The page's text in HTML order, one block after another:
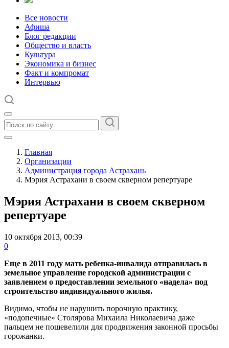
Все новости
Афиша
Блог редакции
Общество и власть
Культура
Экономика и бизнес
Факт и компромат
Интервью
Главная
Организации
Администрация города Астрахань
Мэрия Астрахани в своем скверном репертуаре
Мэрия Астрахани в своем скверном
репертуаре
10 октября 2013, 00:39
0
Еще в 2011 году мать ребенка-инвалида отправилась в
земельное управление городской администрации с
заявлением о предоставлении земельного «надела» под
строительство индивидуального жилья.
Видимо, чтобы не нарушить порочную практику,
«подопечные» Столярова Михаила Николаевича даже
пальцем не пошевелили для продвижения законной просьбы
горожанки.